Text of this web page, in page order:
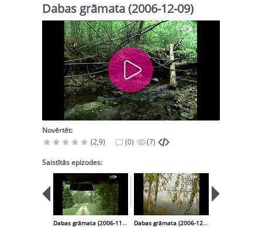
Dabas grāmata (2006-12-09)
Novērtēt:
(2,9)
(0) (7)
Saistītās epizodes:
Dabas grāmata (2006-11-25) Dabas grāmata (2006-12-23)